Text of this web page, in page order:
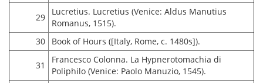
29
Lucretius. Lucretius (Venice: Aldus Manutius
Romanus, 1515).
30
Book of Hours ([Italy, Rome, c. 1480s]).
31
Francesco Colonna. La Hypnerotomachia di
Poliphilo (Venice: Paolo Manuzio, 1545).